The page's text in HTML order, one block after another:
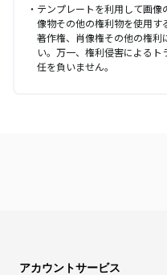
テンプレートを利用して画
像物その他の権利物を使用す
著作権、肖像権その他の権利
い。万一、権利侵害による
任を負いません。
アカウントサービス